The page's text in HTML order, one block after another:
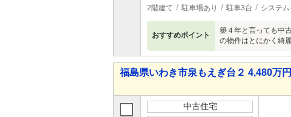
2階建て 駐車場あり 駐車3台 システ
おすすめポイント
築４年と言っても中
の物件はとにかく綺
福島県いわき市泉もえぎ台２ 4,480万
中古住宅